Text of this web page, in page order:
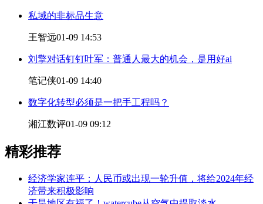
私域的非标品生意
王智远01-09 14:53
刘擎对话钉钉叶军：普通人最大的机会，是用好ai
笔记侠01-09 14:40
数字化转型必须是一把手工程吗？
湘江数评01-09 09:12
精彩推荐
经济学家连平：人民币或出现一轮升值，将给2024年经
济带来积极影响